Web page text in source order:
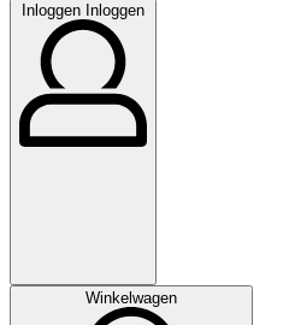
Inloggen Inloggen
Winkelwagen